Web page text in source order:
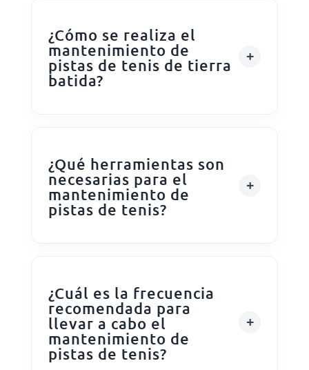
¿Cómo se realiza el
mantenimiento de
pistas de tenis de tierra
batida?
¿Qué herramientas son
necesarias para el
mantenimiento de
pistas de tenis?
¿Cuál es la frecuencia
recomendada para
llevar a cabo el
mantenimiento de
pistas de tenis?